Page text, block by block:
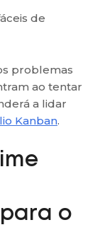
de
problemas
ao tentar
a lidar
Kanban.
o